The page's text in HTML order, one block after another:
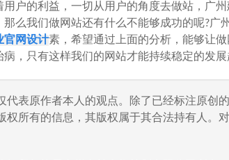
的利益，一切从用户的角度去做站，广州
么我们做网站还有什么不能够成功的呢?广
官网设计素，希望通过上面的分析，能够让
，只有这样我们的网站才能持续稳定的发展
代表原作者本人的观点。除了已经标注原创
权所有的信息，其版权属于其合法持有人。